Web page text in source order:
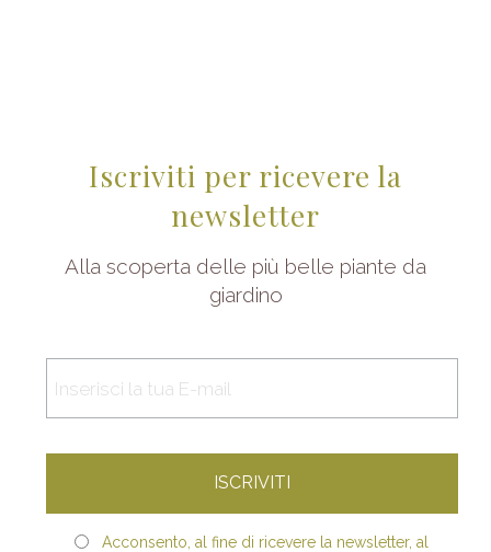
Iscriviti per ricevere la
newsletter
Alla scoperta delle più belle piante da
giardino
Acconsento, al fine di ricevere la newsletter, al